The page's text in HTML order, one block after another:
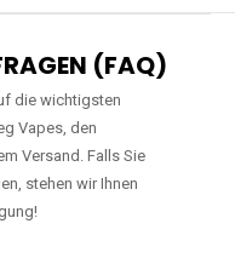
(FAQ)
die wichtigsten
Vapes, den
Versand. Falls Sie
stehen wir Ihnen